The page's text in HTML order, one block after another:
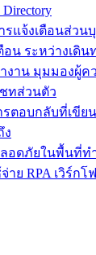
แจ้งเตือนส่วน
น ระหว่างเดิน
งาน มุมมองผู้ค
ทส่วนตัว
รตอบกลับที่เขี
ง
ลอดภัยในพื้นที่
ย RPA เวิร์ก